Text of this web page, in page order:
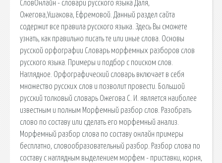
СловОнлайн - словари русского языка Даля,
Ожегова,Ушакова, Ефремовой. Данный раздел сайта
содержит все правила русского языка. Здесь Вы сможете
узнать, как правильно писать те или иные слова. Основы
русской орфографии Словарь морфемных разборов слов
русского языка. Примеры и подбор с поиском слов.
Наглядное. Орфографический словарь включает в себя
множество русских слов и позволит провести. Большой
русский толковый словарь Ожегова С. И. является наиболее
известным и полным Морфемный разбор слов. Разобрать
слово по составу или сделать его морфемный анализ.
Морфемный разбор слова по составу онлайн примеры
бесплатно, словообразовательный разбор. Разбор слова по
составу с наглядным выделением морфем - приставки, корня,